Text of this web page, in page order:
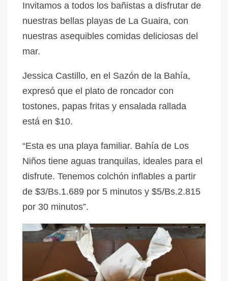
Invitamos a todos los bañistas a disfrutar de
nuestras bellas playas de La Guaira, con
nuestras asequibles comidas deliciosas del
mar.
Jessica Castillo, en el Sazón de la Bahía,
expresó que el plato de roncador con
tostones, papas fritas y ensalada rallada
está en $10.
“Esta es una playa familiar. Bahía de Los
Niños tiene aguas tranquilas, ideales para el
disfrute. Tenemos colchón inflables a partir
de $3/Bs.1.689 por 5 minutos y $5/Bs.2.815
por 30 minutos”.